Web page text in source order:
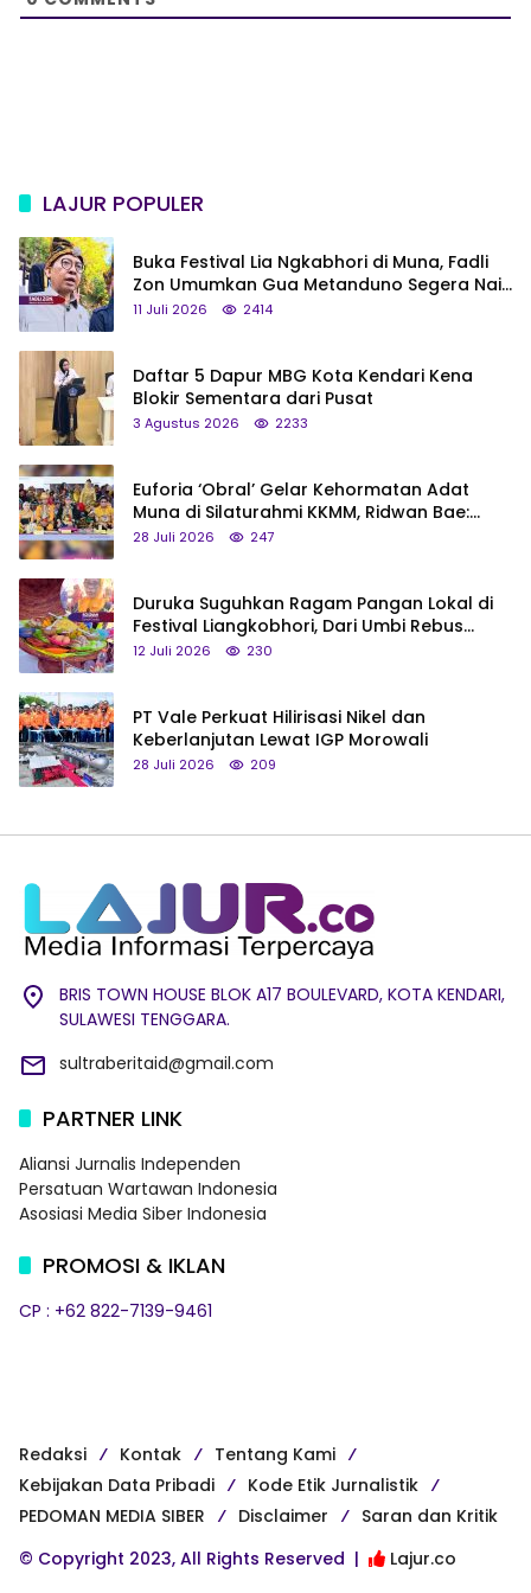
LAJUR POPULER
Buka Festival Lia Ngkabhori di Muna, Fadli
Zon Umumkan Gua Metanduno Segera Naik
Status Jadi Cagar Budaya Nasional
11 Juli 2026 2414
Daftar 5 Dapur MBG Kota Kendari Kena
Blokir Sementara dari Pusat
3 Agustus 2026 2233
Euforia ‘Obral’ Gelar Kehormatan Adat
Muna di Silaturahmi KKMM, Ridwan Bae:
Saya Bukan Tipe Begitu, Belum Pantas!
28 Juli 2026 247
Duruka Suguhkan Ragam Pangan Lokal di
Festival Liangkobhori, Dari Umbi Rebus
hingga Tumpeng Beras Muna
12 Juli 2026 230
PT Vale Perkuat Hilirisasi Nikel dan
Keberlanjutan Lewat IGP Morowali
28 Juli 2026 209
BRIS TOWN HOUSE BLOK A17 BOULEVARD, KOTA KENDARI,
SULAWESI TENGGARA.
sultraberitaid@gmail.com
PARTNER LINK
Aliansi Jurnalis Independen
Persatuan Wartawan Indonesia
Asosiasi Media Siber Indonesia
PROMOSI & IKLAN
CP : +62 822-7139-9461
Redaksi Kontak
Tentang Kami
Kebijakan Data Pribadi
Kode Etik Jurnalistik
PEDOMAN MEDIA SIBER
Disclaimer
Saran dan Kritik
© Copyright 2023, All Rights Reserved |
Lajur.co